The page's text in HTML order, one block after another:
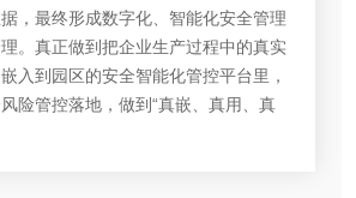
，最终形成数字化、智能化安全管理
。真正做到把企业生产过程中的真实
入到园区的安全智能化管控平台里，
险管控落地，做到“真嵌、真用、真